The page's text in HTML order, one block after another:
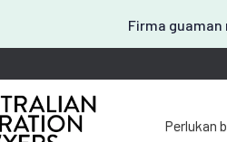
Firma
Perlukan